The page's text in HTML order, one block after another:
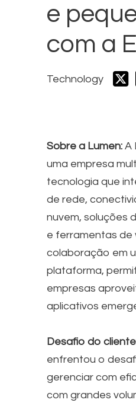
e
com a
Technology
Sobre a Lumen: A
uma empresa
tecnologia que
de rede,
nuvem, soluções
e ferramentas de
colaboração em
plataforma,
empresas
aplicativos
Desafio do
enfrentou o
gerenciar com
com grandes